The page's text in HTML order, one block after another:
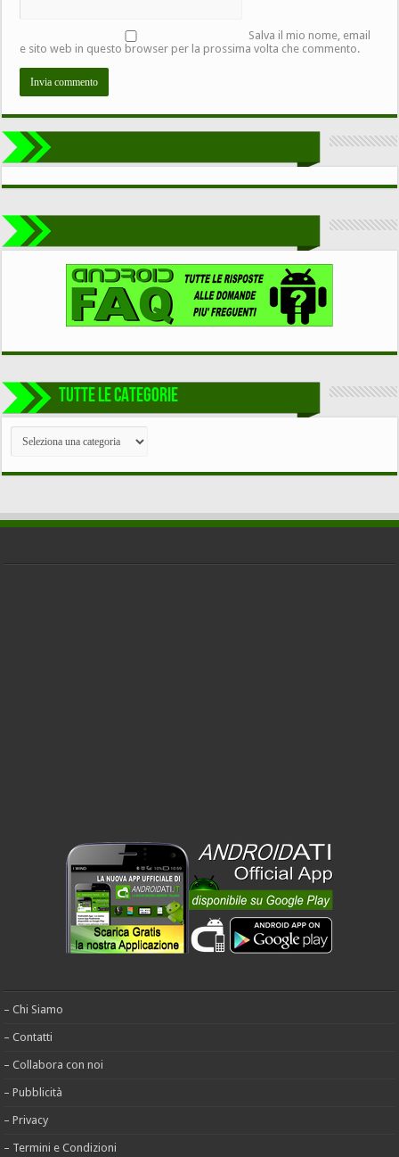
Salva il mio nome, email
e sito web in questo browser per la prossima volta che commento.
TUTTE LE CATEGORIE
TUTTE
CATEGORIE
– Chi Siamo
– Contatti
– Collabora con noi
– Pubblicità
– Privacy
– Termini e Condizioni